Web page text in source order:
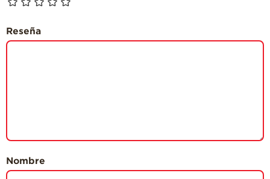
Reseña
Nombre